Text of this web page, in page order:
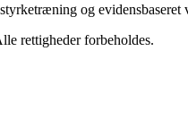
og evidensbaseret
rettigheder forbeholdes.